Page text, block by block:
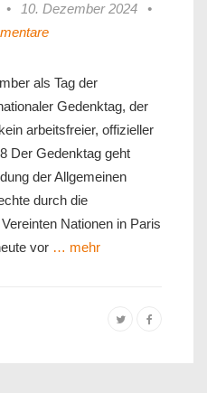
• 10. Dezember 2024
•
als Tag der
Gedenktag, der
arbeitsfreier, offizieller
Der Gedenktag geht
der Allgemeinen
durch die
Nationen in Paris
vor … mehr